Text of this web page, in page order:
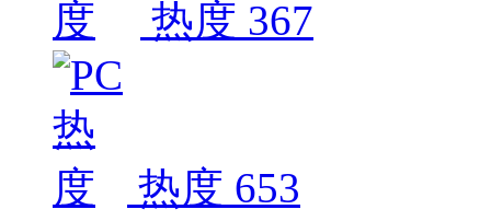
热度 367
热度 653